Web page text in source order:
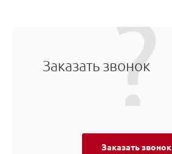
Заказать звонок
Заказать звонок